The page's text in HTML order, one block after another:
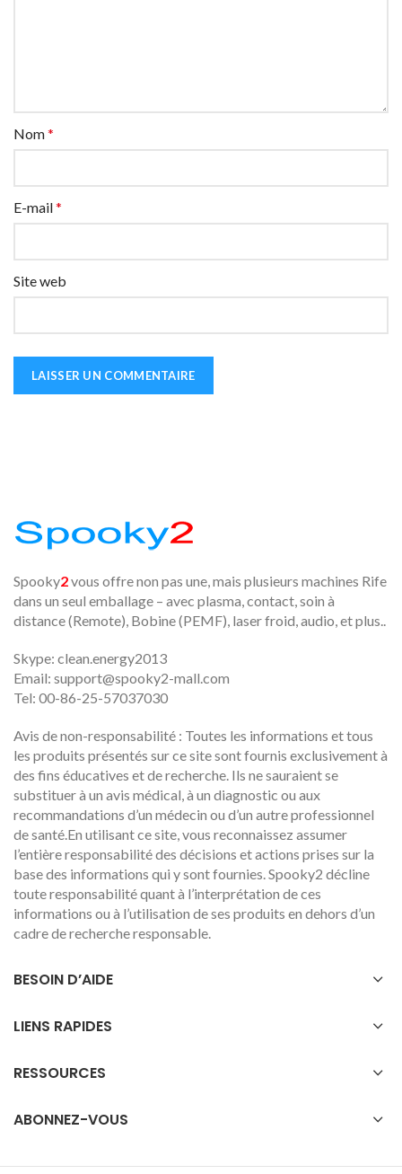
Nom*
E-mail*
Site web
Spooky2vous offre non pas une, mais plusieurs machines Rife
dans un seul emballage – avec plasma, contact, soin à
distance (Remote), Bobine (PEMF), laser froid, audio, et plus..
Skype: clean.energy2013
Email: support@spooky2-mall.com
Tel: 00-86-25-57037030
Avis de non-responsabilité : Toutes les informations et tous
les produits présentés sur ce site sont fournis exclusivement à
des fins éducatives et de recherche. Ils ne sauraient se
substituer à un avis médical, à un diagnostic ou aux
recommandations d’un médecin ou d’un autre professionnel
de santé.En utilisant ce site, vous reconnaissez assumer
l’entière responsabilité des décisions et actions prises sur la
base des informations qui y sont fournies. Spooky2 décline
toute responsabilité quant à l’interprétation de ces
informations ou à l’utilisation de ses produits en dehors d’un
cadre de recherche responsable.
BESOIN D’AIDE
LIENS RAPIDES
RESSOURCES
ABONNEZ-VOUS